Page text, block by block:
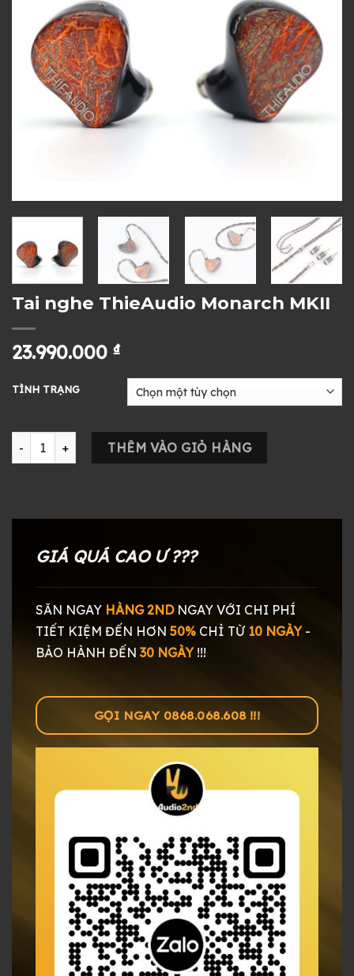
Tai nghe ThieAudio Monarch MKII
23.990.000 ₫
TÌNH TRẠNG
Tai nghe ThieAudio Monarch MKII số lượng
THÊM VÀO GIỎ HÀNG
GIÁ QUÁ CAO Ư ???
SĂN NGAY HÀNG 2NDNGAY VỚI CHI PHÍ
TIẾT KIỆM ĐẾN HƠN 50% CHỈ TỪ 10 NGÀY-
BẢO HÀNH ĐẾN 30 NGÀY!!!
GỌI NGAY 0868.068.608 !!!